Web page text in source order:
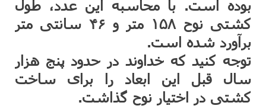
بوده است. با محاسبه این عدد، طول
کشتی نوح ۱۵۸ متر و ۴۶ سانتی متر
برآورد شده است.
توجه کنید که خداوند در حدود پنج هزار
سال قبل این ابعاد را برای ساخت
کشتی در اختیار نوح گذاشت.